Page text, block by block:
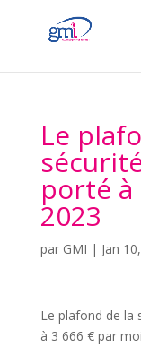
Le
porté à
2023
par GMI | Jan
Le plafond de la
à 3 666 € par